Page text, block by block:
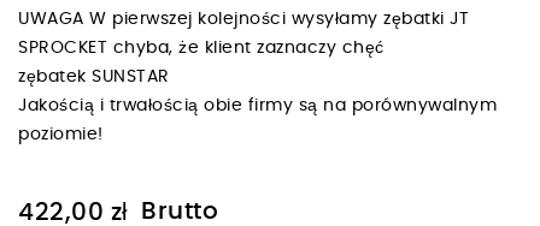
UWAGA W pierwszej kolejności wysyłamy zębatki JT
SPROCKET chyba, że klient zaznaczy chęć
zębatek SUNSTAR
Jakością i trwałością obie firmy są na porównywalnym
poziomie!
422,00 zł Brutto